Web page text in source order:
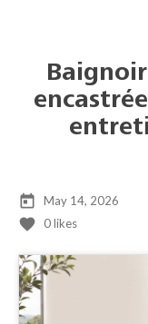
today May 14, 2026
favorite 0likes